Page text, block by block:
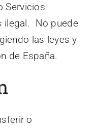
Servicios
ilegal. No puede
las leyes y
de España.
o